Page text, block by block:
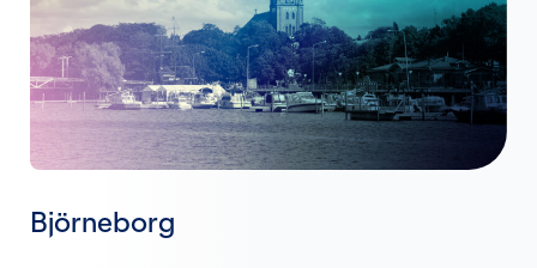
Björneborg